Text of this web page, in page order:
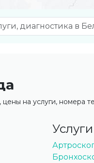
на услуги, номера